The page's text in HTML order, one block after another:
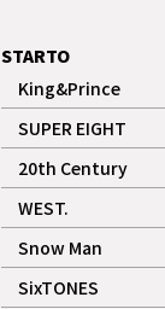
STARTO
King&Prince
記事
SUPER EIGHT
記事
20th Century
記事
WEST.
記事
Snow Man
記事
ギャラリー
SixTONES